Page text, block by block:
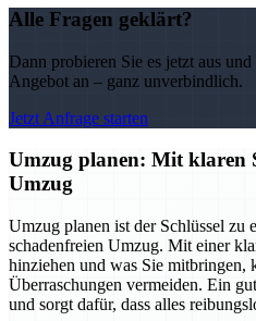
Alle Fragen geklärt?
Dann probieren Sie es jetzt aus
Angebot an – ganz unverbindlich.
Jetzt Anfrage starten
Umzug planen: Mit klaren
Umzug
Umzug planen ist der Schlüssel zu
schadenfreien Umzug. Mit einer
hinziehen und was Sie mitbringen,
Überraschungen vermeiden. Ein
und sorgt dafür, dass alles